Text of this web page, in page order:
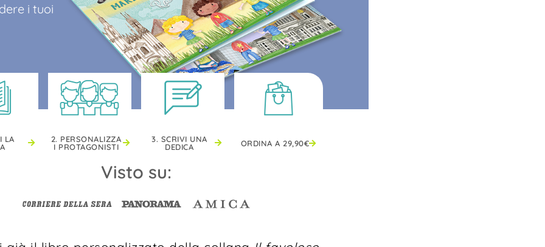
i tuoi
LA
2. PERSONALIZZA
I PROTAGONISTI
3. SCRIVI UNA
DEDICA
ORDINA A29,90€
Visto su: